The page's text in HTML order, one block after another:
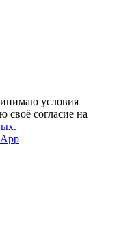
условия
своё согласие на
.